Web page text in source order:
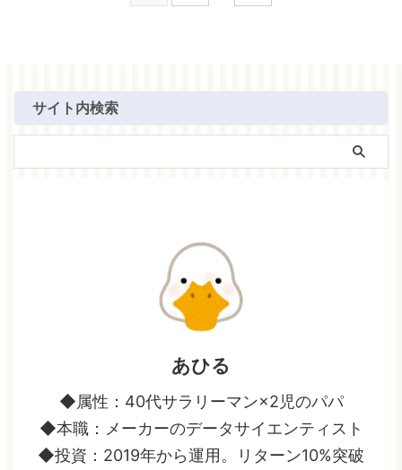
サイト内検索
あひる
◆属性：40代サラリーマン×2児のパパ
◆本職：メーカーのデータサイエンティスト
◆投資：2019年から運用。リターン10%突破